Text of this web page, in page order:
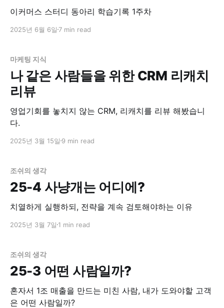
이커머스 스터디 동아리 학습기록 1주차
2025년 6월 6일 7 min read
마케팅 지식
나 같은 사람들을 위한 CRM 리캐치
리뷰
영업기회를 놓치지 않는 CRM, 리캐치를 리뷰 해봤습니
다.
2025년 3월 15일 9 min read
조쉬의 생각
25-4 사냥개는 어디에?
치열하게 실행하되, 전략을 계속 검토해야하는 이유
2025년 3월 7일 1 min read
조쉬의 생각
25-3 어떤 사람일까?
혼자서 1조 매출을 만드는 미친 사람, 내가 도와야할 고객
은 어떤 사람일까?